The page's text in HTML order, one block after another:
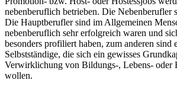
nebenberuflich betrieben. Die Nebenberufler
Die Hauptberufler sind im Allgemeinen
nebenberuflich sehr erfolgreich waren und
besonders profiliert haben, zum anderen sind
Selbstständige, die sich ein gewisses
Verwirklichung von Bildungs-, Lebens- oder
wollen.